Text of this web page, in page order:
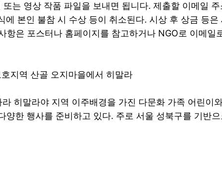
는 영상 작품 파일을 보내면 됩니다. 제출할 이메일
본인 불참 시 수상 등이 취소된다. 시상 후 상금 등은
은 포스터나 홈페이지를 참고하거나 NGO로 이메일
지역 산골 오지마을에서 히말라
히말라야 지역 이주배경을 가진 다문화 가족 어린이
한 행사를 준비하고 있다. 주로 서울 성북구를 기반